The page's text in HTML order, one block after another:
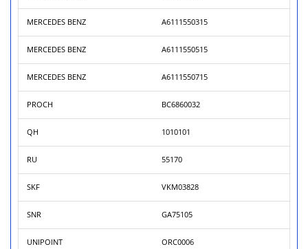
MERCEDES BENZ A6111550315
MERCEDES BENZ A6111550515
MERCEDES BENZ A6111550715
PROCH BC6860032
QH 1010101
RU 55170
SKF VKM03828
SNR GA75105
UNIPOINT ORC0006